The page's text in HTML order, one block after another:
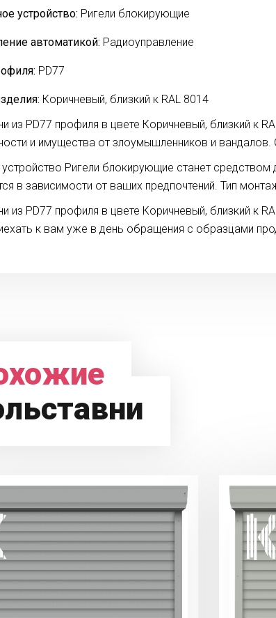
устройство: Ригели блокирующие
автоматикой: Радиоуправление
PD77
Коричневый, близкий к RAL 8014
из PD77 профиля в цвете Коричневый, близкий к
и имущества от злоумышленников и
Ригели блокирующие станет
в зависимости от ваших предпочтений. Тип
из PD77 профиля в цвете Коричневый, близкий к
к вам уже в день обращения с образцами